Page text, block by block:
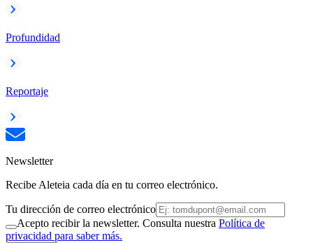
Profundidad
Reportaje
Newsletter
Recibe Aleteia cada día en tu correo electrónico.
Tu dirección de correo electrónico
Acepto recibir la newsletter. Consulta nuestra Política de
privacidad para saber más.